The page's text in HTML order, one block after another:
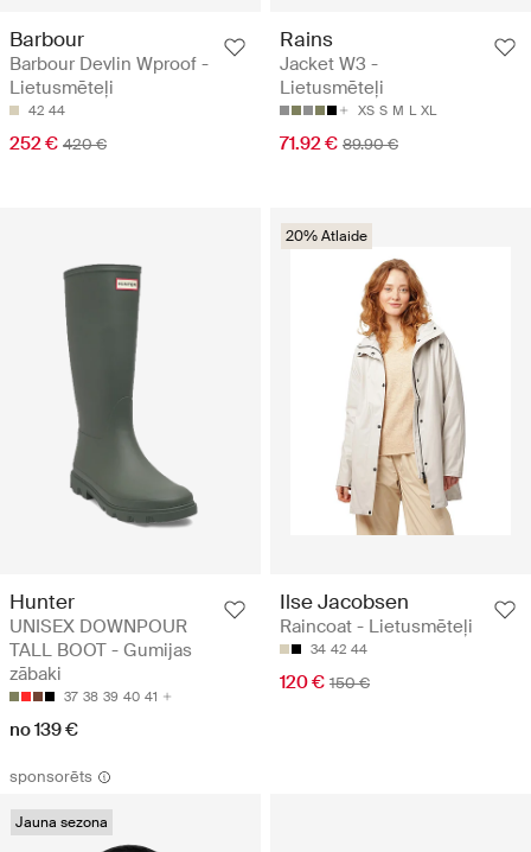
Barbour
Barbour Devlin Wproof -
Lietusmēteļi
42 44
252 € 420 €
Rains
Jacket W3 -
Lietusmēteļi
XS S M L XL
71.92 € 89.90 €
Hunter
UNISEX DOWNPOUR
TALL BOOT - Gumijas
zābaki
37 38 39 40 41
no 139 €
20% Atlaide
Ilse Jacobsen
Raincoat - Lietusmēteļi
34 42 44
120 € 150 €
sponsorēts
Jauna sezona